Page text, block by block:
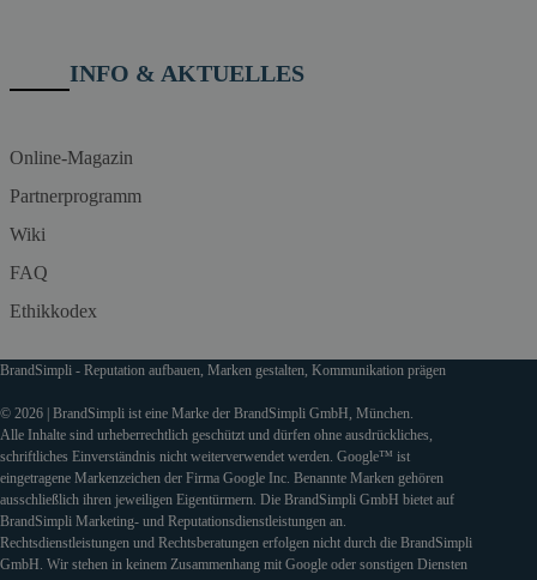
INFO & AKTUELLES
Online-Magazin
Partnerprogramm
Wiki
FAQ
Ethikkodex
BrandSimpli - Reputation aufbauen, Marken gestalten, Kommunikation prägen
© 2026 | BrandSimpli ist eine Marke der BrandSimpli GmbH, München.
Alle Inhalte sind urheberrechtlich geschützt und dürfen ohne ausdrückliches,
schriftliches Einverständnis nicht weiterverwendet werden. Google™ ist
eingetragene Markenzeichen der Firma Google Inc. Benannte Marken gehören
ausschließlich ihren jeweiligen Eigentürmern. Die BrandSimpli GmbH bietet auf
BrandSimpli Marketing- und Reputationsdienstleistungen an.
Rechtsdienstleistungen und Rechtsberatungen erfolgen nicht durch die BrandSimpli
GmbH. Wir stehen in keinem Zusammenhang mit Google oder sonstigen Diensten